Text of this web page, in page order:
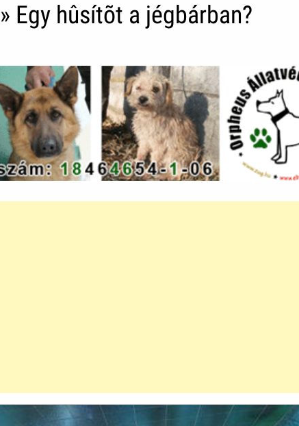
» Egy hûsítõt a jégbárban?